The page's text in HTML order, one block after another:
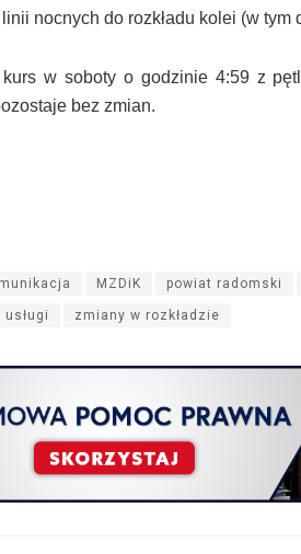
nocnych do rozkładu kolei (w tym
w soboty o godzinie 4:59 z
bez zmian.
MZDiK powiat radomski
usługi zmiany w rozkładzie